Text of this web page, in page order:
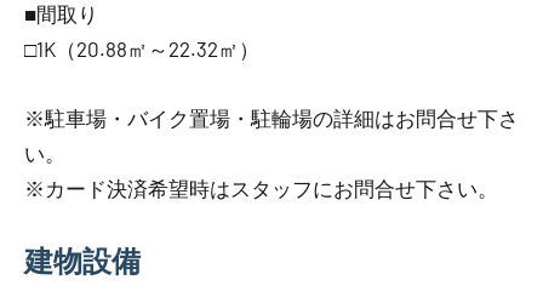
■間取り
□1K（20.88㎡～22.32㎡）
※駐車場・バイク置場・駐輪場の詳細はお問合せ下さ
い。
※カード決済希望時はスタッフにお問合せ下さい。
建物設備